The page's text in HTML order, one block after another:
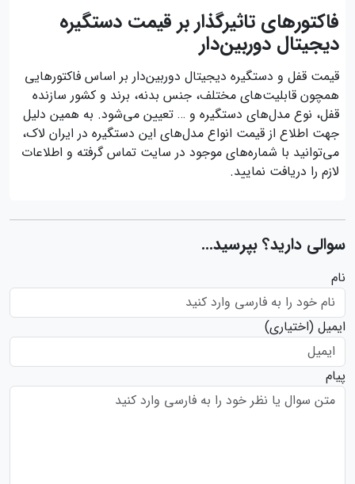
فاکتورهای تاثیرگذار بر قیمت دستگیره
دیجیتال دوربین‌دار
قیمت قفل و دستگیره دیجیتال دوربین‌دار بر اساس فاکتورهایی
همچون قابلیت‌های مختلف، جنس بدنه، برند و کشور سازنده
قفل، نوع مدل‌های دستگیره و … تعیین می‌شود. به همین دلیل
جهت اطلاع از قیمت انواع مدل‌های این دستگیره در ایران لاک،
می‌توانید با شماره‌های موجود در سایت تماس گرفته و اطلاعات
لازم را دریافت نمایید.
سوالی دارید؟ بپرسید...
نام
ایمیل (اختیاری)
پیام